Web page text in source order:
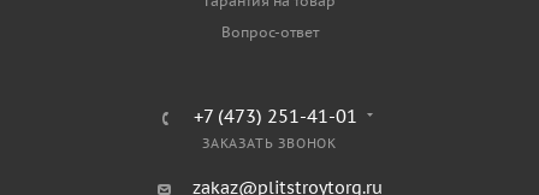
Вопрос-ответ
+7 (473) 251-41-01
ЗАКАЗАТЬ ЗВОНОК
zakaz@plitstroytorg.ru